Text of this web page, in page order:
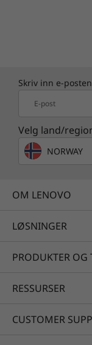
støyutslipp
adapteren
har også et
Skjerm selges separat.
Skriv inn e-
E-post
Velg land/
NORWAY
OM LENOVO
LØSNINGER
PRODUKTER OG
RESSURSER
CUSTOMER